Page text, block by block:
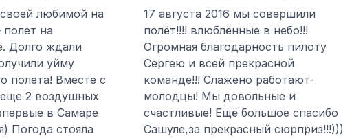
любимой на
на
Долго ждали
уйму
полета! Вместе с
2 воздушных
в Самаре
Погода стояла
17 августа 2016 мы совершили
полёт!!!! влюблённые в небо!!!
Огромная благодарность пилоту
Сергею и всей прекрасной
команде!!! Слажено работают-
молодцы! Мы довольные и
счастливые! Ещё большое спасибо
Сашуле,за прекрасный сюрприз!!!)))